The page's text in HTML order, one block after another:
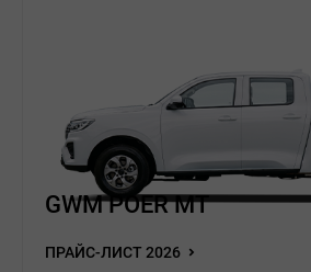
GWM POER MT
ПРАЙС-ЛИСТ 2026